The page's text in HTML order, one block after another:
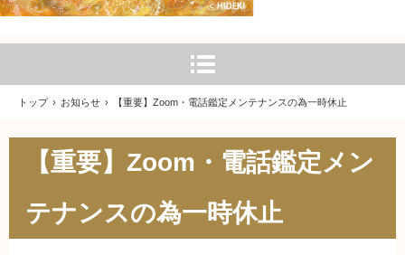
トップ › お知らせ › 【重要】Zoom・電話鑑定メンテナンスの為一時休止
【重要】Zoom・電話鑑定メン
テナンスの為一時休止